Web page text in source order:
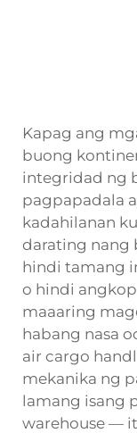
Kapag ang
buong
integridad ng
pagpapadala
kadahilanan
darating nang
hindi tamang
o hindi
maaaring
habang nasa
air cargo
mekanika ng
lamang isang
warehouse —